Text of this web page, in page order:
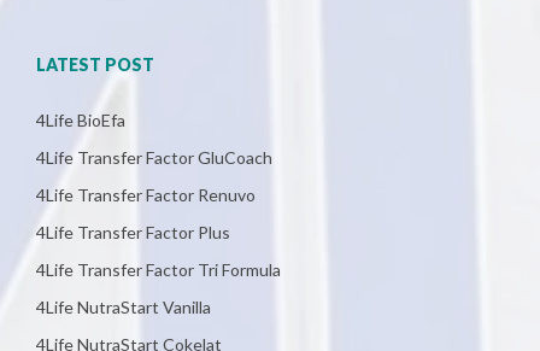
LATEST POST
4Life BioEfa
4Life Transfer Factor GluCoach
4Life Transfer Factor Renuvo
4Life Transfer Factor Plus
4Life Transfer Factor Tri Formula
4Life NutraStart Vanilla
4Life NutraStart Cokelat